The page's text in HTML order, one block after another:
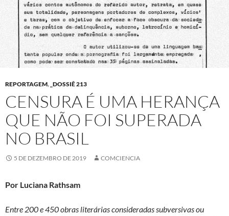
REPORTAGEM, _DOSSIÊ 213
CENSURA É UMA HERANÇA
QUE NÃO FOI SUPERADA
NO BRASIL
5 DE DEZEMBRO DE 2019 COMCIENCIA
Por Luciana Rathsam
Entre 200 e 450 obras literárias consideradas subversivas ou